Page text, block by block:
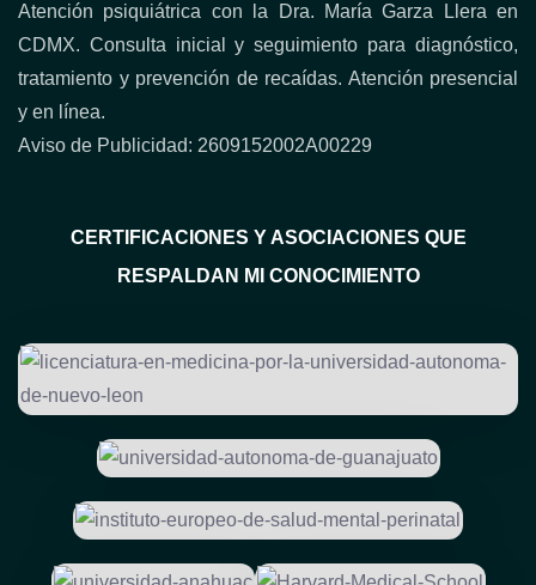
Atención psiquiátrica con la Dra. María Garza Llera en
CDMX. Consulta inicial y seguimiento para diagnóstico,
tratamiento y prevención de recaídas. Atención presencial
y en línea.
Aviso de Publicidad: 2609152002A00229
CERTIFICACIONES Y ASOCIACIONES QUE
RESPALDAN MI CONOCIMIENTO